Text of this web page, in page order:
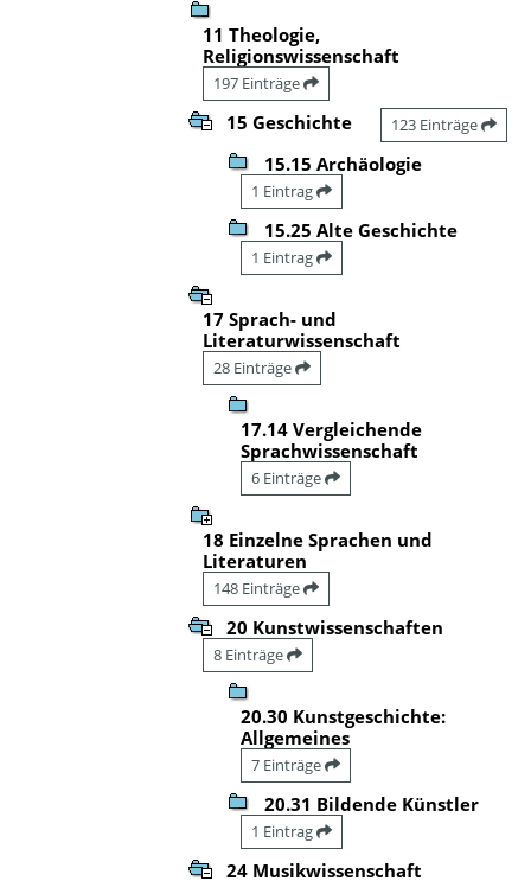
11 Theologie,
Religionswissenschaft
197 Einträge
15 Geschichte 123 Einträge
15.15 Archäologie
1 Eintrag
15.25 Alte Geschichte
1 Eintrag
17 Sprach- und
Literaturwissenschaft
28 Einträge
17.14 Vergleichende
Sprachwissenschaft
6 Einträge
18 Einzelne Sprachen und
Literaturen
148 Einträge
20 Kunstwissenschaften
8 Einträge
20.30 Kunstgeschichte:
Allgemeines
7 Einträge
20.31 Bildende Künstler
1 Eintrag
24 Musikwissenschaft